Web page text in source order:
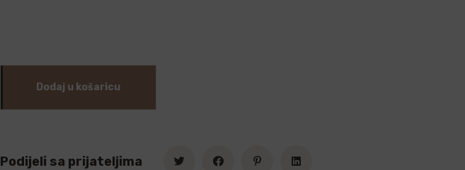
Dodaj u košaricu
Podijeli sa prijateljima